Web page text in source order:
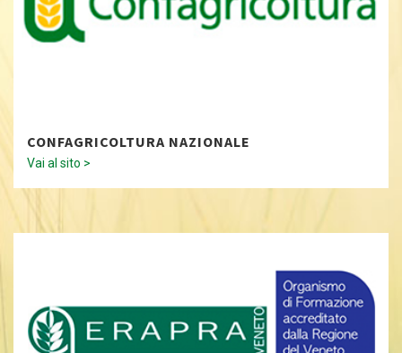
CONFAGRICOLTURA NAZIONALE
Vai al sito >